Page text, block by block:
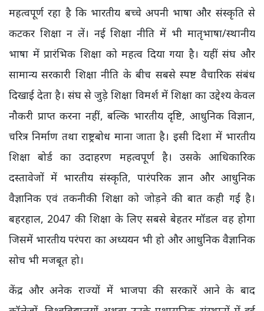
महत्वपूर्ण रहा है कि भारतीय बच्चे अपनी भाषा और संस्कृति से
कटकर शिक्षा न लें। नई शिक्षा नीति में भी मातृभाषा/स्थानीय
भाषा में प्रारंभिक शिक्षा को महत्व दिया गया है। यहीं संघ और
सामान्य सरकारी शिक्षा नीति के बीच सबसे स्पष्ट वैचारिक संबंध
दिखाई देता है। संघ से जुड़े शिक्षा विमर्श में शिक्षा का उद्देश्य केवल
नौकरी प्राप्त करना नहीं, बल्कि भारतीय दृष्टि, आधुनिक विज्ञान,
चरित्र निर्माण तथा राष्ट्रबोध माना जाता है। इसी दिशा में भारतीय
शिक्षा बोर्ड का उदाहरण महत्वपूर्ण है। उसके आधिकारिक
दस्तावेजों में भारतीय संस्कृति, पारंपरिक ज्ञान और आधुनिक
वैज्ञानिक एवं तकनीकी शिक्षा को जोड़ने की बात कही गई है।
बहरहाल, 2047 की शिक्षा के लिए सबसे बेहतर मॉडल वह होगा
जिसमें भारतीय परंपरा का अध्ययन भी हो और आधुनिक वैज्ञानिक
सोच भी मजबूत हो।
केंद्र और अनेक राज्यों में भाजपा की सरकारें आने के बाद